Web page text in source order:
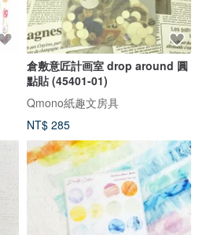
倉敷意匠計画室 drop around 圓
點貼 (45401-01)
Qmono紙趣文房具
NT$ 285